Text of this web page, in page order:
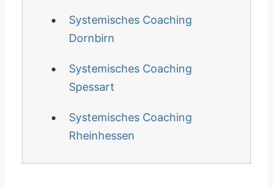
Systemisches Coaching
Dornbirn
Systemisches Coaching
Spessart
Systemisches Coaching
Rheinhessen